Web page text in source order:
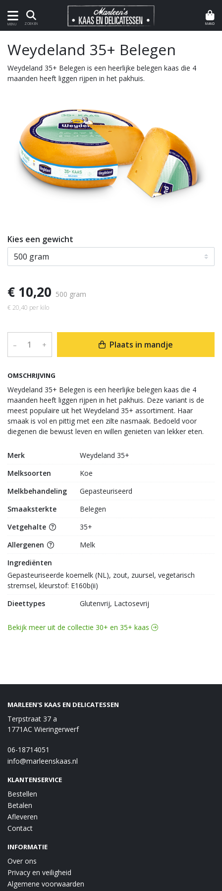
MENU ZOEKEN MAND
OMSCHRIJVING
Weydeland 35+ Belegen is een heerlijke belegen kaas die 4
maanden heeft liggen rijpen in het pakhuis. Deze variant is de
meest populaire uit het Weydeland 35+ assortiment. Haar
smaak is vol en pittig met een zilte nasmaak. Bedoeld voor
diegenen die bewust leven en willen genieten van lekker eten.
Weydeland 35+ Belegen
Weydeland 35+ Belegen is een heerlijke belegen kaas die 4
maanden heeft liggen rijpen in het pakhuis.
Kies een gewicht
€ 10,20 500 gram
€ 20,40 per kilo
– + Plaats in mandje
Merk
Weydeland 35+
Melksoorten
Koe
Melkbehandeling
Gepasteuriseerd
Smaaksterkte
Belegen
Vetgehalte
35+
Allergenen
Melk
Ingrediënten
Gepasteuriseerde koemelk (NL), zout, zuursel, vegetarisch
stremsel, kleurstof: E160b(ii)
Dieettypes
Glutenvrij, Lactosevrij
Bekijk meer uit de collectie 30+ en 35+ kaas
MARLEEN'S KAAS EN DELICATESSEN
Terpstraat 37 a
1771AC Wieringerwerf
06-18714051
info@marleenskaas.nl
KLANTENSERVICE
Bestellen
Betalen
Afleveren
Contact
INFORMATIE
Over ons
Privacy en veiligheid
Algemene voorwaarden